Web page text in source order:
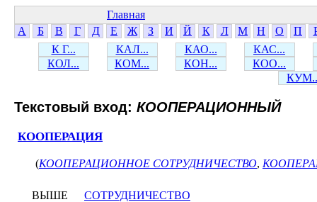
Главная
А
Б В Г Д Е Ж З И Й К Л М Н О П
К Г...
КАЛ... КАО...
КАС...
КОЛ...
КОМ... КОН...
КОО...
Текстовый вход: КООПЕРАЦИОННЫЙ
КООПЕРАЦИЯ
(КООПЕРАЦИОННОЕ СОТРУДНИЧЕСТВО,
ВЫШЕ СОТРУДНИЧЕСТВО